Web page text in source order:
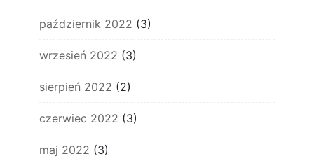
październik 2022 (3)
wrzesień 2022 (3)
sierpień 2022 (2)
czerwiec 2022 (3)
maj 2022 (3)